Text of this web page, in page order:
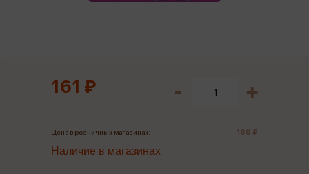
161 ₽
Цена в розничных магазинах: 169 ₽
Наличие в магазинах